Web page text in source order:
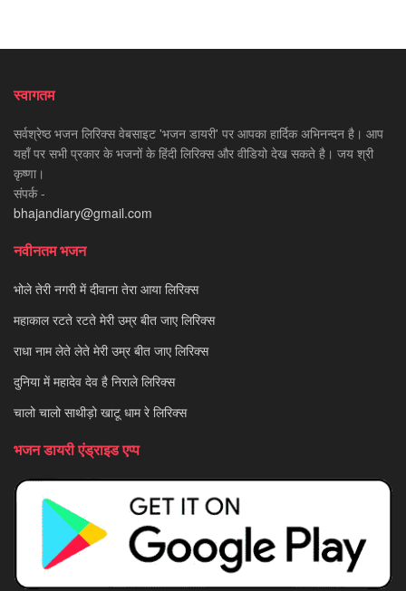
स्वागतम
सर्वश्रेष्ठ भजन लिरिक्स वेबसाइट 'भजन डायरी' पर आपका हार्दिक अभिनन्दन है। आप
यहाँ पर सभी प्रकार के भजनों के हिंदी लिरिक्स और वीडियो देख सकते है। जय श्री
कृष्णा।
संपर्क -
bhajandiary@gmail.com
नवीनतम भजन
भोले तेरी नगरी में दीवाना तेरा आया लिरिक्स
महाकाल रटते रटते मेरी उम्र बीत जाए लिरिक्स
राधा नाम लेते लेते मेरी उम्र बीत जाए लिरिक्स
दुनिया में महादेव देव है निराले लिरिक्स
चालो चालो साथीड़ो खाटू धाम रे लिरिक्स
भजन डायरी एंड्राइड एप्प